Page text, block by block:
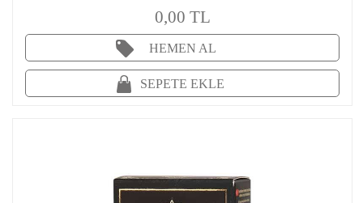
0,00 TL
HEMEN AL
SEPETE EKLE